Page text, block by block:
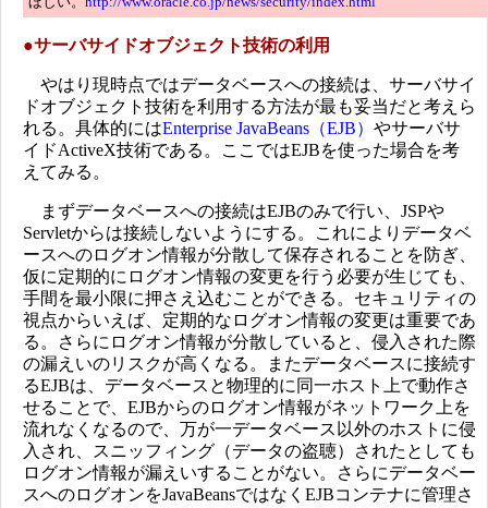
●サーバサイドオブジェクト技術の利用
やはり現時点ではデータベースへの接続は、サーバサイ
ドオブジェクト技術を利用する方法が最も妥当だと考えら
れる。具体的にはEnterprise JavaBeans（EJB） やサーバサ
イドActiveX技術である。ここではEJBを使った場合を考
えてみる。
まずデータベースへの接続はEJBのみで行い、JSPや
Servletからは接続しないようにする。これによりデータベ
ースへのログオン情報が分散して保存されることを防ぎ、
仮に定期的にログオン情報の変更を行う必要が生じても、
手間を最小限に押さえ込むことができる。セキュリティの
視点からいえば、定期的なログオン情報の変更は重要であ
る。さらにログオン情報が分散していると、侵入された際
の漏えいのリスクが高くなる。またデータベースに接続す
るEJBは、データベースと物理的に同一ホスト上で動作さ
せることで、EJBからのログオン情報がネットワーク上を
流れなくなるので、万が一データベース以外のホストに侵
入され、スニッフィング（データの盗聴）されたとしても
ログオン情報が漏えいすることがない。さらにデータベー
スへのログオンをJavaBeansではなくEJBコンテナに管理さ